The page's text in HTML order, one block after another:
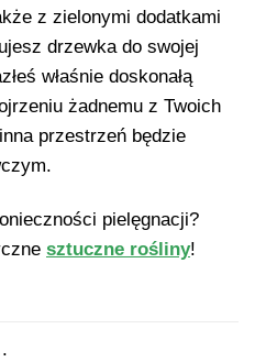
z zielonymi dodatkami
drzewka do swojej
właśnie doskonałą
żadnemu z Twoich
przestrzeń będzie
pielęgnacji?
sztuczne rośliny!